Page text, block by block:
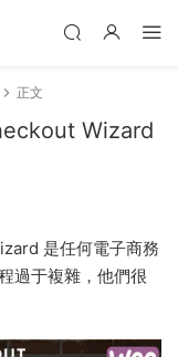
正文
Wizard
是任何電子商務
過于複雜，他們很